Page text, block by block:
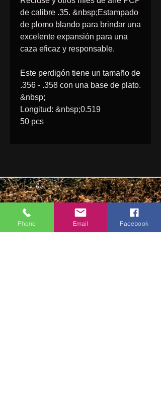
de calibre .35. &nbsp;Estampado
de plomo blando para brindar una
excelente expansión para una
caza eficaz y responsable.
Este perdigón tiene un tamaño de
.356 - .358 con una base de plato.
&nbsp;
Longitud: &nbsp;0.519
50 pcs
Pitbull Air
1811 West Beauregard Ave
San Angelo, TX 76901
Phone Email Facebook